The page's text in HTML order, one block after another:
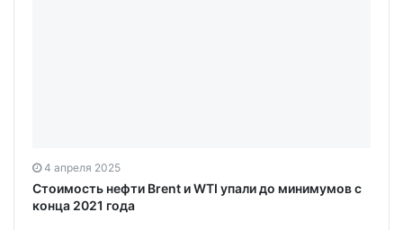
4 апреля 2025
Стоимость нефти Brent и WTI упали до минимумов с
конца 2021 года